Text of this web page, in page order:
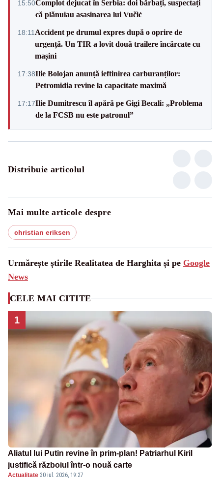
15:50Complot dejucat în Serbia: doi bărbați, suspectați
că plănuiau asasinarea lui Vučić
18:11 Accident pe drumul expres după o oprire de
urgență. Un TIR a lovit două trailere încărcate cu
mașini
17:38Ilie Bolojan anunță ieftinirea carburanților:
Petromidia revine la capacitate maximă
17:17Ilie Dumitrescu îl apără pe Gigi Becali: „Problema
de la FCSB nu este patronul”
Distribuie articolul
Mai multe articole despre
christian eriksen
Urmărește știrile Realitatea de Harghita și pe Google
News
CELE MAI CITITE
1
Aliatul lui Putin revine în prim-plan! Patriarhul Kiril
justifică războiul într-o nouă carte
Actualitate·30 iul. 2026, 19:27